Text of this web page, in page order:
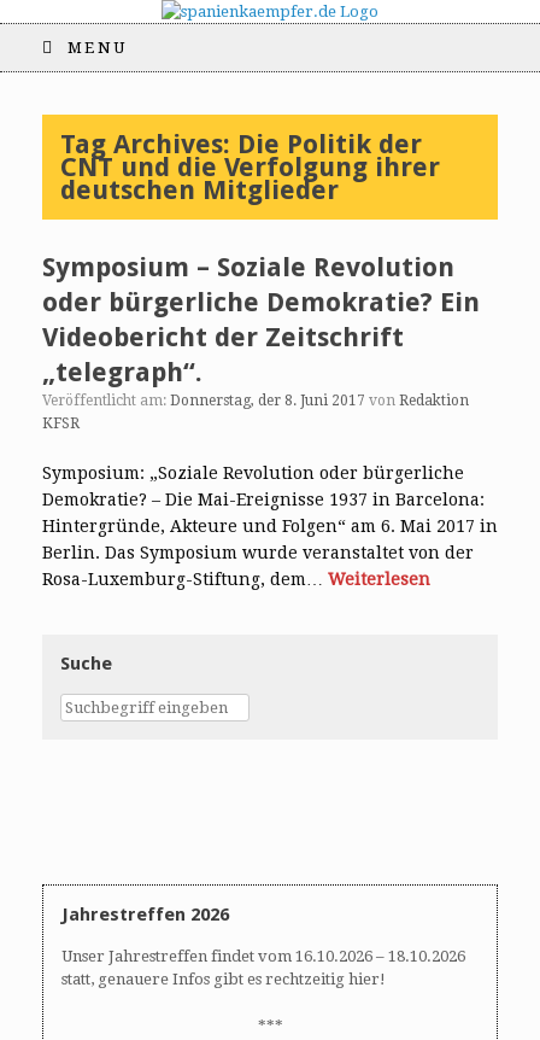
MENU
Tag Archives: Die Politik der
CNT und die Verfolgung ihrer
deutschen Mitglieder
Symposium – Soziale Revolution
oder bürgerliche Demokratie? Ein
Videobericht der Zeitschrift
„telegraph“.
Veröffentlicht am: Donnerstag, der 8. Juni 2017 von Redaktion
KFSR
Symposium: „Soziale Revolution oder bürgerliche
Demokratie? – Die Mai-Ereignisse 1937 in Barcelona:
Hintergründe, Akteure und Folgen“ am 6. Mai 2017 in
Berlin. Das Symposium wurde veranstaltet von der
Rosa-Luxemburg-Stiftung, dem… Weiterlesen
Suche
Jahrestreffen 2026
Unser Jahrestreffen findet vom 16.10.2026 – 18.10.2026
statt, genauere Infos gibt es rechtzeitig hier!
***